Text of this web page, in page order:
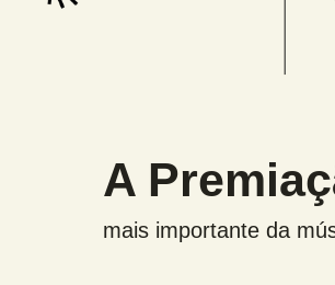
A
mais importante da